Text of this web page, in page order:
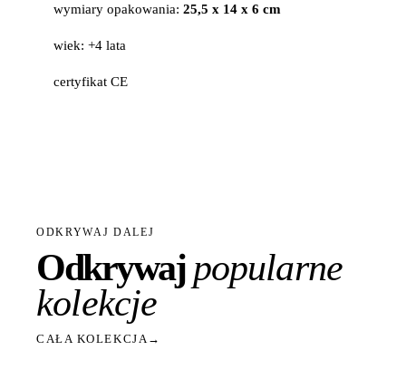
wymiary opakowania:25,5 x 14 x 6 cm
wiek: +4 lata
certyfikat CE
ODKRYWAJ DALEJ
Odkrywajpopularne
kolekcje
CAŁA KOLEKCJA→